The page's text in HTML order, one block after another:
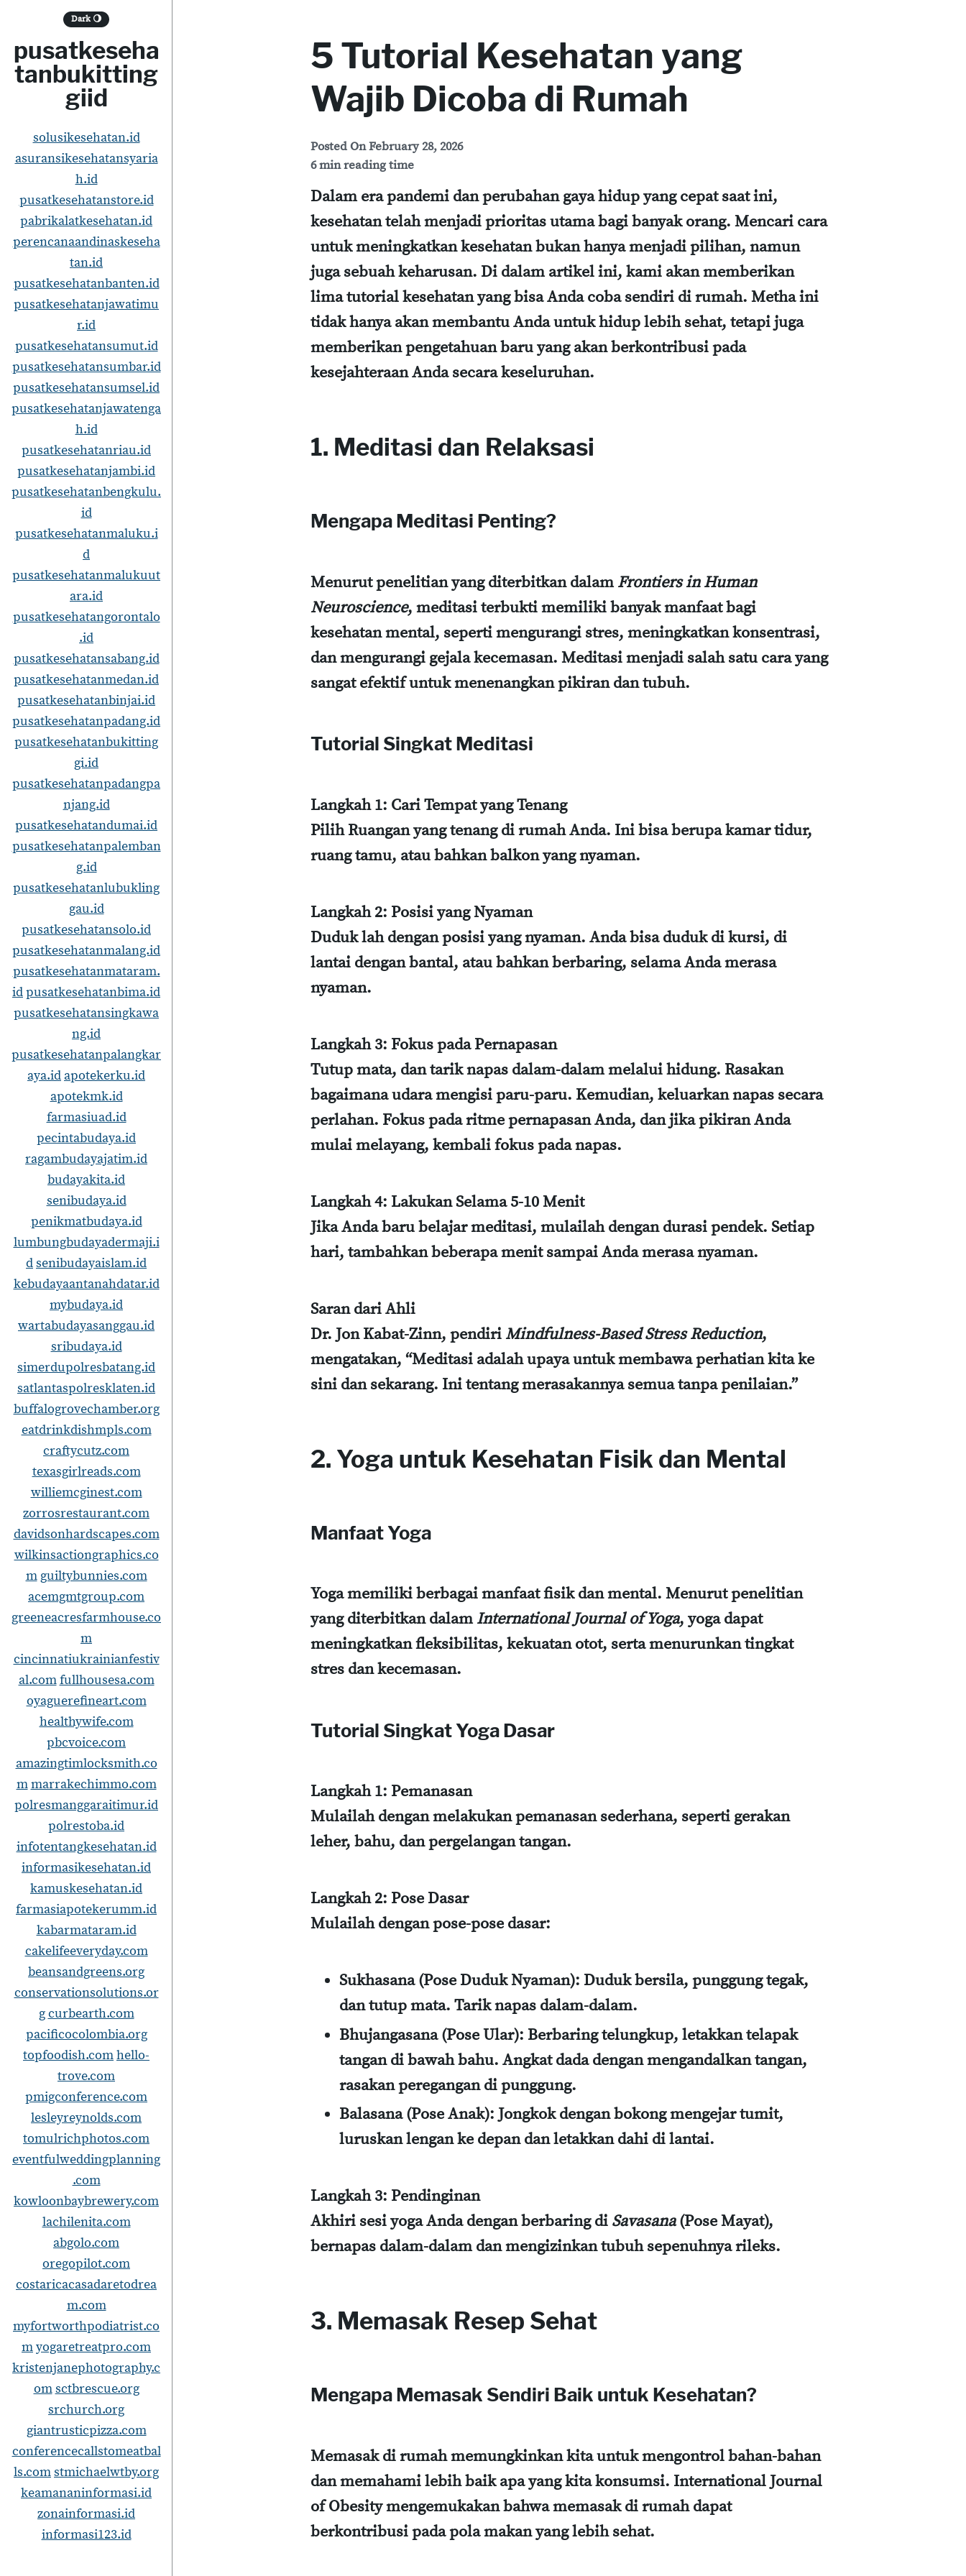
Dark 🌖
pusatkeseha
tanbukitting
giid
solusikesehatan.id
asuransikesehatansyaria
h.id
pusatkesehatanstore.id
pabrikalatkesehatan.id
perencanaandinaskeseha
tan.id
pusatkesehatanbanten.id
pusatkesehatanjawatimu
r.id
pusatkesehatansumut.id
pusatkesehatansumbar.id
pusatkesehatansumsel.id
pusatkesehatanjawatenga
h.id
pusatkesehatanriau.id
pusatkesehatanjambi.id
pusatkesehatanbengkulu.
id
pusatkesehatanmaluku.i
d
pusatkesehatanmalukuut
ara.id
pusatkesehatangorontalo
.id
pusatkesehatansabang.id
pusatkesehatanmedan.id
pusatkesehatanbinjai.id
pusatkesehatanpadang.id
pusatkesehatanbukitting
gi.id
pusatkesehatanpadangpa
njang.id
pusatkesehatandumai.id
pusatkesehatanpalemban
g.id
pusatkesehatanlubukling
gau.id
pusatkesehatansolo.id
pusatkesehatanmalang.id
pusatkesehatanmataram.
idpusatkesehatanbima.id
pusatkesehatansingkawa
ng.id
pusatkesehatanpalangkar
aya.id apotekerku.id
apotekmk.id
farmasiuad.id
pecintabudaya.id
ragambudayajatim.id
budayakita.id
senibudaya.id
penikmatbudaya.id
lumbungbudayadermaji.i
dsenibudayaislam.id
kebudayaantanahdatar.id
mybudaya.id
wartabudayasanggau.id
sribudaya.id
simerdupolresbatang.id
satlantaspolresklaten.id
buffalogrovechamber.org
eatdrinkdishmpls.com
craftycutz.com
texasgirlreads.com
williemcginest.com
zorrosrestaurant.com
davidsonhardscapes.com
wilkinsactiongraphics.co
m guiltybunnies.com
acemgmtgroup.com
greeneacresfarmhouse.co
m
cincinnatiukrainianfestiv
al.comfullhousesa.com
oyaguerefineart.com
healthywife.com
pbcvoice.com
amazingtimlocksmith.co
mmarrakechimmo.com
polresmanggaraitimur.id
polrestoba.id
infotentangkesehatan.id
informasikesehatan.id
kamuskesehatan.id
farmasiapotekerumm.id
kabarmataram.id
cakelifeeveryday.com
beansandgreens.org
conservationsolutions.or
gcurbearth.com
pacificocolombia.org
topfoodish.comhello-
trove.com
pmigconference.com
lesleyreynolds.com
tomulrichphotos.com
eventfulweddingplanning
.com
kowloonbaybrewery.com
lachilenita.com
abgolo.com
oregopilot.com
costaricacasadaretodrea
m.com
myfortworthpodiatrist.co
myogaretreatpro.com
kristenjanephotography.c
omsctbrescue.org
srchurch.org
giantrusticpizza.com
conferencecallstomeatbal
ls.comstmichaelwtby.org
keamananinformasi.id
zonainformasi.id
informasi123.id
5 Tutorial Kesehatan yang
Wajib Dicoba di Rumah
Posted OnFebruary 28, 2026
6 min reading time
Dalam era pandemi dan perubahan gaya hidup yang cepat saat ini,
kesehatan telah menjadi prioritas utama bagi banyak orang. Mencari cara
untuk meningkatkan kesehatan bukan hanya menjadi pilihan, namun
juga sebuah keharusan. Di dalam artikel ini, kami akan memberikan
lima tutorial kesehatan yang bisa Anda coba sendiri di rumah. Metha ini
tidak hanya akan membantu Anda untuk hidup lebih sehat, tetapi juga
memberikan pengetahuan baru yang akan berkontribusi pada
kesejahteraan Anda secara keseluruhan.
1. Meditasi dan Relaksasi
Mengapa Meditasi Penting?
Menurut penelitian yang diterbitkan dalamFrontiers in Human
Neuroscience, meditasi terbukti memiliki banyak manfaat bagi
kesehatan mental, seperti mengurangi stres, meningkatkan konsentrasi,
dan mengurangi gejala kecemasan. Meditasi menjadi salah satu cara yang
sangat efektif untuk menenangkan pikiran dan tubuh.
Tutorial Singkat Meditasi
Langkah 1: Cari Tempat yang Tenang
Pilih Ruangan yang tenang di rumah Anda. Ini bisa berupa kamar tidur,
ruang tamu, atau bahkan balkon yang nyaman.
Langkah 2: Posisi yang Nyaman
Duduk lah dengan posisi yang nyaman. Anda bisa duduk di kursi, di
lantai dengan bantal, atau bahkan berbaring, selama Anda merasa
nyaman.
Langkah 3: Fokus pada Pernapasan
Tutup mata, dan tarik napas dalam-dalam melalui hidung. Rasakan
bagaimana udara mengisi paru-paru. Kemudian, keluarkan napas secara
perlahan. Fokus pada ritme pernapasan Anda, dan jika pikiran Anda
mulai melayang, kembali fokus pada napas.
Langkah 4: Lakukan Selama 5-10 Menit
Jika Anda baru belajar meditasi, mulailah dengan durasi pendek. Setiap
hari, tambahkan beberapa menit sampai Anda merasa nyaman.
Saran dari Ahli
Dr. Jon Kabat-Zinn, pendiriMindfulness-Based Stress Reduction,
mengatakan, “Meditasi adalah upaya untuk membawa perhatian kita ke
sini dan sekarang. Ini tentang merasakannya semua tanpa penilaian.”
2. Yoga untuk Kesehatan Fisik dan Mental
Manfaat Yoga
Yoga memiliki berbagai manfaat fisik dan mental. Menurut penelitian
yang diterbitkan dalamInternational Journal of Yoga, yoga dapat
meningkatkan fleksibilitas, kekuatan otot, serta menurunkan tingkat
stres dan kecemasan.
Tutorial Singkat Yoga Dasar
Langkah 1: Pemanasan
Mulailah dengan melakukan pemanasan sederhana, seperti gerakan
leher, bahu, dan pergelangan tangan.
Langkah 2: Pose Dasar
Mulailah dengan pose-pose dasar:
Sukhasana (Pose Duduk Nyaman): Duduk bersila, punggung tegak,
dan tutup mata. Tarik napas dalam-dalam.
Bhujangasana (Pose Ular): Berbaring telungkup, letakkan telapak
tangan di bawah bahu. Angkat dada dengan mengandalkan tangan,
rasakan peregangan di punggung.
Balasana (Pose Anak): Jongkok dengan bokong mengejar tumit,
luruskan lengan ke depan dan letakkan dahi di lantai.
Langkah 3: Pendinginan
Akhiri sesi yoga Anda dengan berbaring di Savasana(Pose Mayat),
bernapas dalam-dalam dan mengizinkan tubuh sepenuhnya rileks.
3. Memasak Resep Sehat
Mengapa Memasak Sendiri Baik untuk Kesehatan?
Memasak di rumah memungkinkan kita untuk mengontrol bahan-bahan
dan memahami lebih baik apa yang kita konsumsi. International Journal
of Obesity mengemukakan bahwa memasak di rumah dapat
berkontribusi pada pola makan yang lebih sehat.